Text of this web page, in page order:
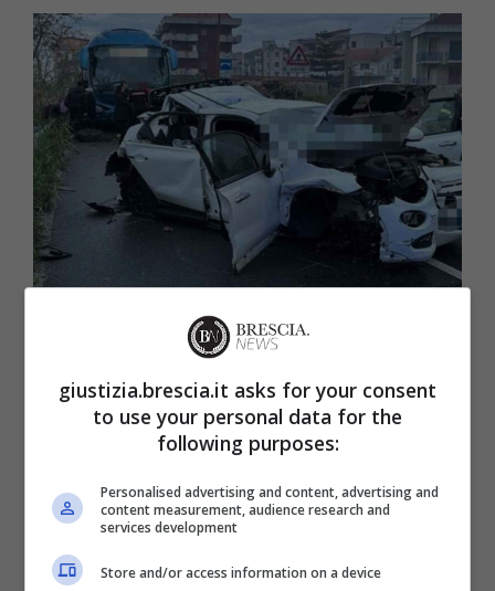
L’incidente in cui ha perso la vita Michela Righetto
L’auto si sarebbe poi ribaltata, prima di
ricadere con le ruote sull’asfalto: sul posto
ma purtroppo per Michela Righetto non c’era
traumi riportati nell’incidente, che è
giustizia.brescia.it asks for your consent
to use your personal data for the
following purposes:
Personalised advertising and content, advertising and
content measurement, audience research and
services development
Store and/or access information on a device